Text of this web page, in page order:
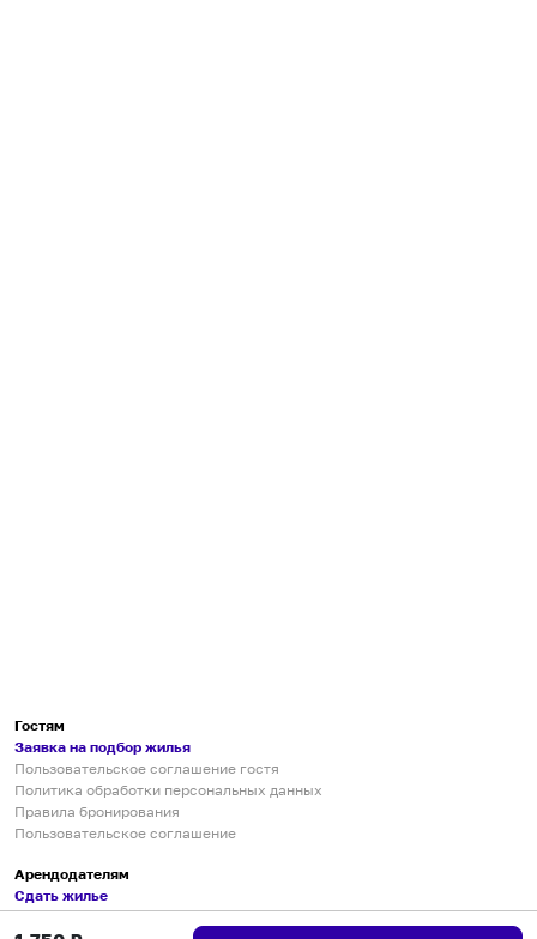
Гостям
Заявка на подбор жилья
Пользовательское соглашение гостя
Политика обработки персональных данных
Правила бронирования
Пользовательское соглашение
Арендодателям
Сдать жилье
Пользовательское соглашение